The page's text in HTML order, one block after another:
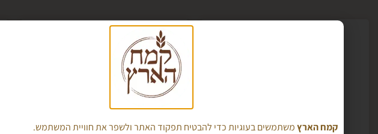
קמח הארץמשתמשים בעוגיות כדי להבטיח תפקוד האתר ולשפר את חוויית המשתמש.